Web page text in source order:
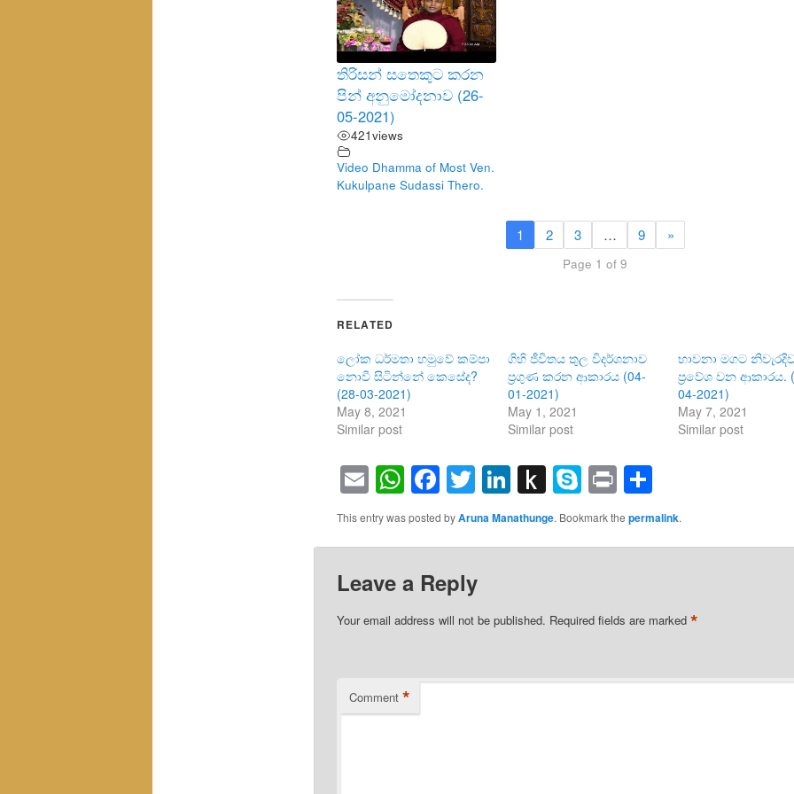
තිරිසන් සතෙකුට කරන
පින් අනුමෝදනාව (26-
05-2021)
421views
Video Dhamma of Most Ven.
Kukulpane Sudassi Thero.
1 2 3 … 9 »
Page 1 of 9
RELATED
ලෝක ධර්මතා හමුවේ කම්පා
නොවී සිටින්නේ කෙසේද?
(28-03-2021)
May 8, 2021
Similar post
ගිහි ජීවිතය තුල විදර්ශනාව
ප්‍රගුණ කරන ආකාරය (04-
01-2021)
May 1, 2021
Similar post
භාවනා මගට
ප්‍රවේශ වන ආකාරය.
04-2021)
May 7, 2021
Similar post
EmailWhatsApp
Facebook
Twitter
LinkedIn
Push
to
Kindle
Skype
PrintShare
This entry was posted byAruna Manathunge. Bookmark the permalink.
Leave a Reply
Your email address will not be published. Required fields are marked *
Comment *